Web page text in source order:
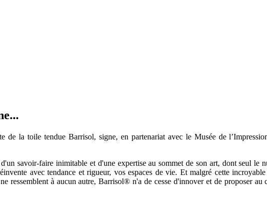
de la toile tendue Barrisol, signe, en partenariat avec le Musée de
savoir-faire inimitable et d'une expertise au sommet de son art, dont seul le
avec tendance et rigueur, vos espaces de vie. Et malgré cette
ressemblent à aucun autre, Barrisol® n'a de cesse d'innover et de proposer au